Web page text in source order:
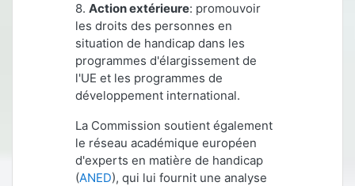
8. Action extérieure: promouvoir
les droits des personnes en
situation de handicap dans les
programmes d'élargissement de
l'UE et les programmes de
développement international.
La Commission soutient également
le réseau académique européen
d'experts en matière de handicap
(ANED), qui lui fournit une analyse